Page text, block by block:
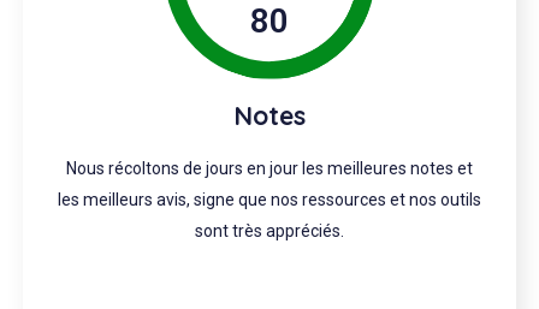
80
Notes
Nous récoltons de jours en jour les meilleures notes et
les meilleurs avis, signe que nos ressources et nos outils
sont très appréciés.